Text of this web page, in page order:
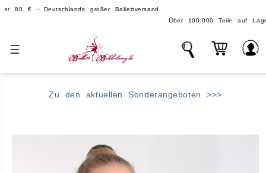
- Deutschlands großer Ballettversand.
Über 100.000 Teile auf Lager - echte,
☰
Zu den aktuellen Sonderangeboten >>>